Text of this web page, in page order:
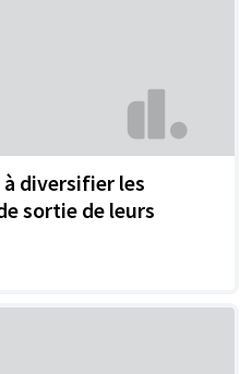
diversifier les
sortie de leurs